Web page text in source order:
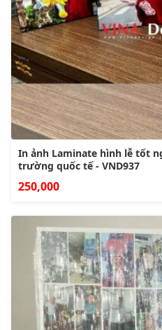
In ảnh Laminate hình lễ tốt
trường quốc tế - VND937
250,000